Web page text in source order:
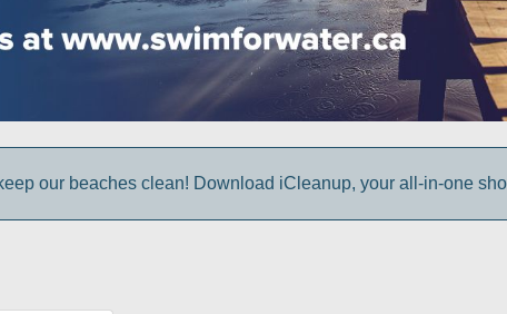
our beaches clean! Download iCleanup, your all-in-one